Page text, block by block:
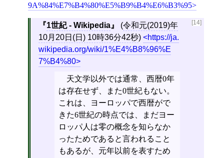
9A%84%E7%B4%80%E5%B9%B4%E6%B3%95
[14]
1世紀 - Wikipedia (令和元(2019)年
10月20日(日) 10時36分42秒)
https://ja.
wikipedia.org/wiki/1%E4%B8%96%E
7%B4%80
天文学以外では通常、西暦0年
は存在せず、また0世紀もない。
これは、ヨーロッパで西暦がで
きた6世紀の時点では、まだヨー
ロッパ人は零の概念を知らなか
ったためであると言われること
もあるが、元年以前を表すため